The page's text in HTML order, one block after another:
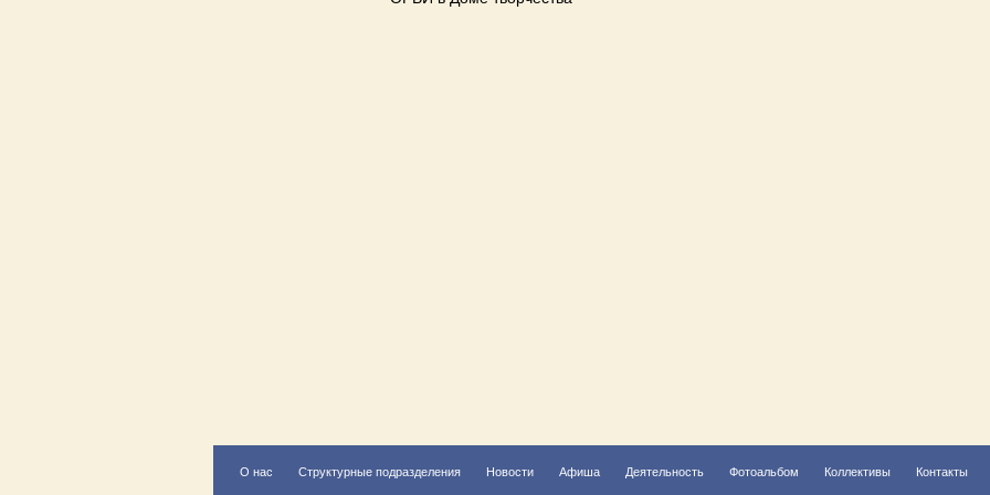
О нас Структурные подразделения Новости Афиша Деятельность Фотоальбом Коллективы Контакты